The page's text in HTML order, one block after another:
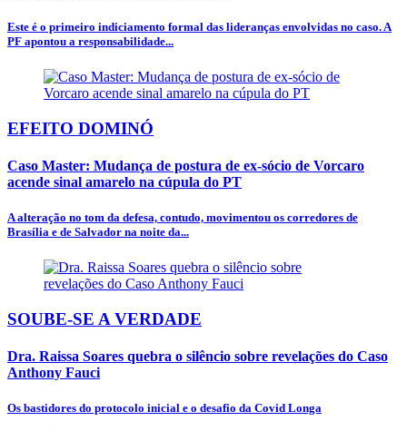
Este é o primeiro indiciamento formal das lideranças envolvidas no caso. A
PF apontou a responsabilidade...
EFEITO DOMINÓ
Caso Master: Mudança de postura de ex-sócio de Vorcaro
acende sinal amarelo na cúpula do PT
A alteração no tom da defesa, contudo, movimentou os corredores de
Brasília e de Salvador na noite da...
SOUBE-SE A VERDADE
Dra. Raissa Soares quebra o silêncio sobre revelações do Caso
Anthony Fauci
Os bastidores do protocolo inicial e o desafio da Covid Longa